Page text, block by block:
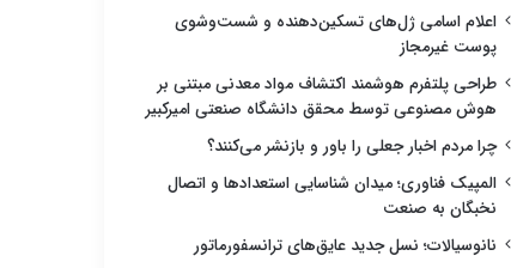
اعلام اسامی ژل‌های تسکین‌دهنده و شست‌وشوی
پوست غیرمجاز
طراحی پلتفرم هوشمند اکتشاف مواد معدنی مبتنی بر
هوش مصنوعی توسط محقق دانشگاه صنعتی امیرکبیر
چرا مردم اخبار جعلی را باور و بازنشر می‌کنند؟
المپیک فناوری؛ میدان شناسایی استعدادها و اتصال
نخبگان به صنعت
نانوسیالات؛ نسل جدید عایق‌های ترانسفورماتور